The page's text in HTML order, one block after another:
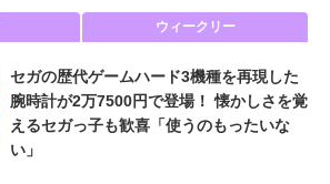
ウィークリー
セガの歴代ゲームハード3機種を再現した
腕時計が2万7500円で登場！ 懐かしさを覚
えるセガっ子も歓喜「使うのもったいな
い」